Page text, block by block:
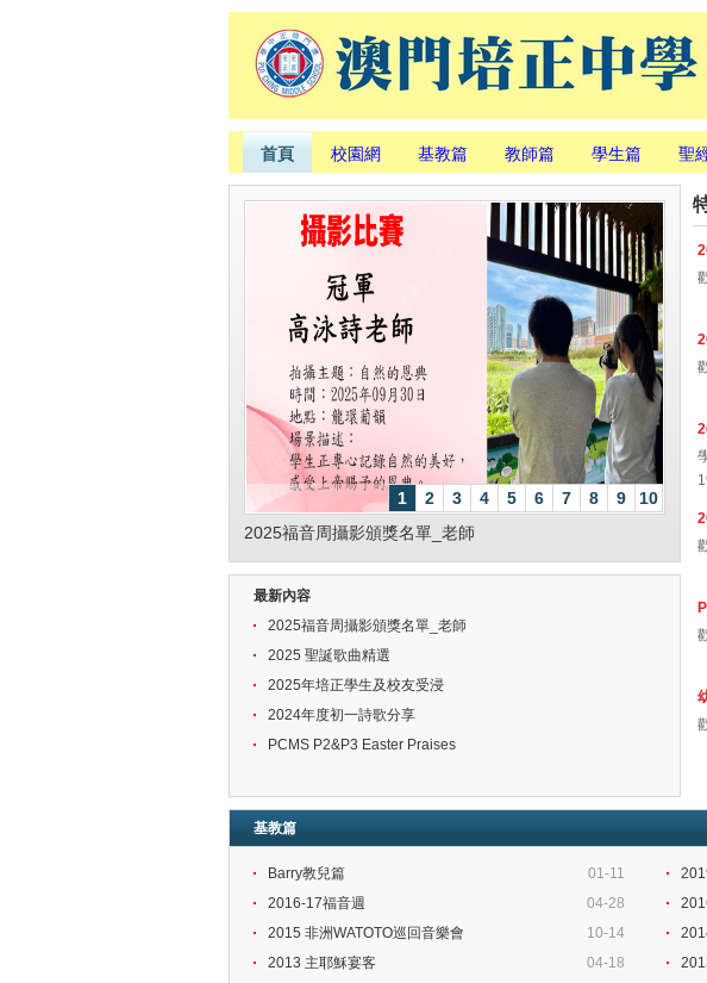
首頁 校園網 基教篇 教師篇 學生篇 聖
2025福音周攝影頒獎名單_老師
1 2 3 4 5 6 7 8 9 10
最新內容
2025福音周攝影頒獎名單_老師
2025 聖誕歌曲精選
2025年培正學生及校友受浸
2024年度初一詩歌分享
PCMS P2&P3 Easter Praises
基教篇
01-11
Barry教兒篇
04-28
2016-17福音週
10-14
2015 非洲WATOTO巡回音樂會
04-18
2013 主耶穌宴客